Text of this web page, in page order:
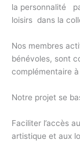
la personnalité
loisirs dans la
Nos membres
bénévoles, sont
complémentaire à
Notre projet se
Faciliter l’accès
artistique et aux